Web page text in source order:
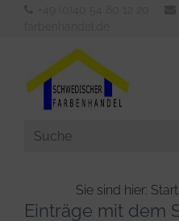
Aussenfarben
Sie sind hier:
Einträge mit dem